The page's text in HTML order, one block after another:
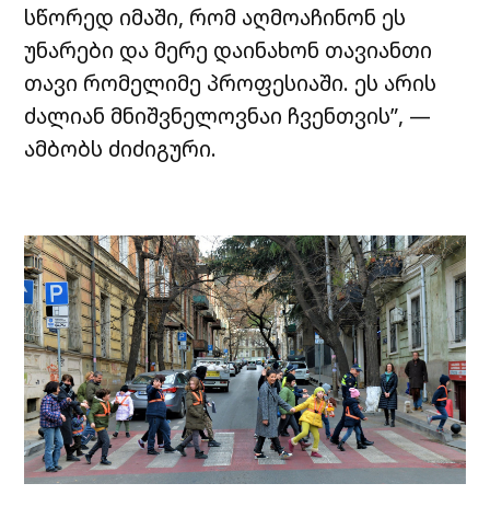
სწორედ იმაში, რომ აღმოაჩინონ ეს
უნარები და მერე დაინახონ თავიანთი
თავი რომელიმე პროფესიაში. ეს არის
ძალიან მნიშვნელოვნაი ჩვენთვის”, —
ამბობს ძიძიგური.